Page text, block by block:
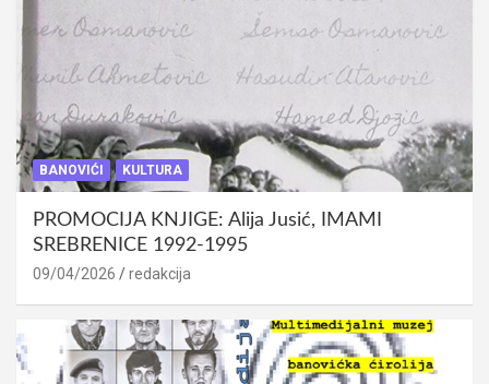
BANOVIĆI KULTURA
PROMOCIJA KNJIGE: Alija Jusić, IMAMI
SREBRENICE 1992-1995
09/04/2026 redakcija